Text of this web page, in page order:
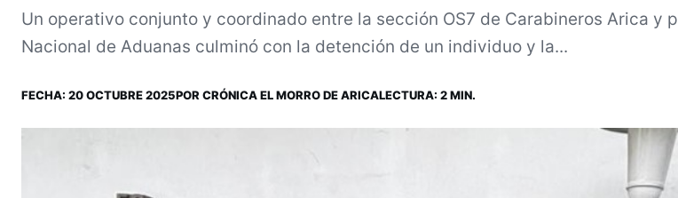
Un operativo conjunto y coordinado entre la sección OS7 de Carabineros Arica y
Nacional de Aduanas culminó con la detención de un individuo y la...
FECHA: 20 OCTUBRE 2025POR CRÓNICA EL MORRO DE ARICALECTURA: 2 MIN.